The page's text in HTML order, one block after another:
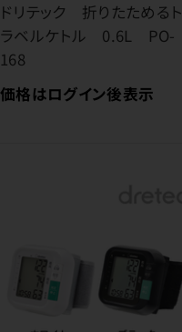
ドリテック 折りたためるト
ラベルケトル 0.6L PO-
168
価格はログイン後表示